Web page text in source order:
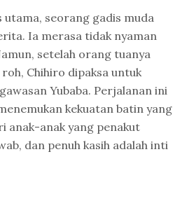
seorang gadis muda
Ia merasa tidak nyaman
setelah orang tuanya
Chihiro dipaksa untuk
Yubaba. Perjalanan ini
kekuatan batin yang
anak-anak yang penakut
dan penuh kasih adalah inti